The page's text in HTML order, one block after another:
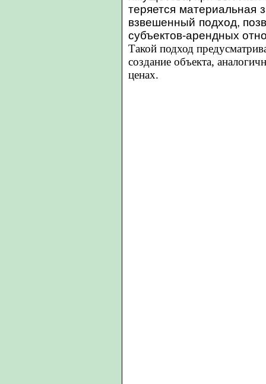
теряется материальная
взвешенный подход,
субъектов-арендных
Такой подход
создание объекта,
ценах.